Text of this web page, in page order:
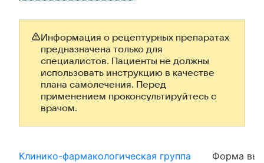
Информация о рецептурных препаратах
предназначена только для
специалистов. Пациенты не должны
использовать инструкцию в качестве
плана самолечения. Перед
применением проконсультируйтесь с
врачом.
Клинико-фармакологическая группа Форма